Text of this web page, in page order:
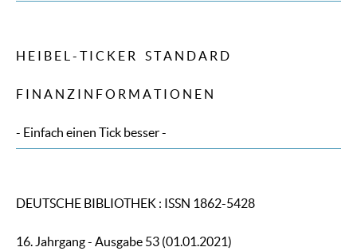
H E I B E L - T I C K E R S T A N D A R D
F I N A N Z I N F O R M A T I O N E N
- Einfach einen Tick besser -
DEUTSCHE BIBLIOTHEK : ISSN 1862-5428
16. Jahrgang - Ausgabe 53 (01.01.2021)